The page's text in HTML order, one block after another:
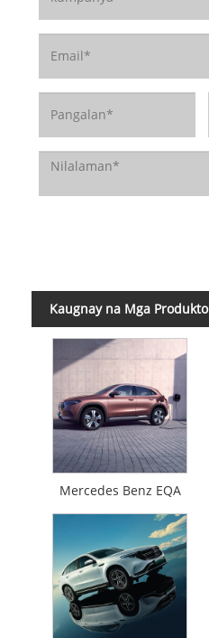
Kaugnay na Mga Produkto
Mercedes Benz EQA